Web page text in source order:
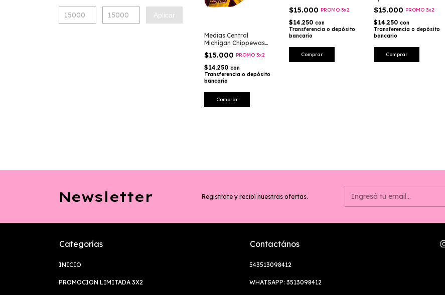
Aplicar
Medias Central
Michigan Chippewas
#7349
$15.000 PROMO 3x2
$14.250 con
Transferencia o depósito
bancario
$15.000 PROMO 3x2
$14.250 con
Transferencia o depósito
bancario
$15.000 PROMO 3x2
$14.250 con
Transferencia o depósito
bancario
Newsletter Registrate y recibí nuestras ofertas.
Categorías
INICIO
PROMOCION LIMITADA 3X2
Contactános
543513098412
WHATSAPP: 3513098412